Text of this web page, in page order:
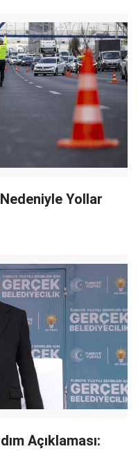
Yollar
Açıklaması: